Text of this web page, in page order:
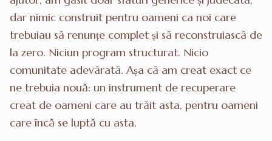
dar nimic construit pentru oameni ca noi care
trebuiau să renunțe complet și să reconstruiască de
la zero. Niciun program structurat. Nicio
comunitate adevărată. Așa că am creat exact ce
ne trebuia nouă: un instrument de recuperare
creat de oameni care au trăit asta, pentru oameni
care încă se luptă cu asta.